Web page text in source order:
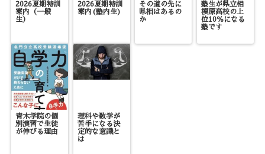
2026夏期特訓
案内（一般
生）
2026夏期特訓
案内(塾内生)
その道の先に
県相はあるの
か
塾生が県立相
模原高校の上
位10％になる
塾です
青木学院の個
別演習で生徒
が伸びる理由
理科や数学が
苦手になる決
定的な意識と
は